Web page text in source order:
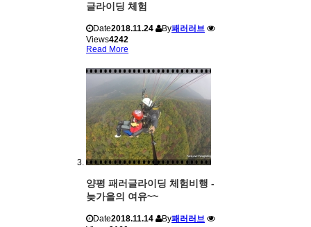
글라이딩 체험
Date2018.11.24 By패러러브
Views4242
Read More
양평 패러글라이딩 체험비행 -
늦가을의 여유~~
Date2018.11.14 By패러러브